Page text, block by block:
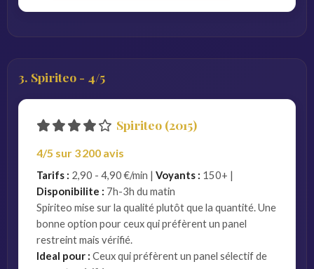
3. Spiriteo - 4/5
Spiriteo (2015)
4/5 sur 3 200 avis
Tarifs : 2,90 - 4,90 €/min | Voyants : 150+ |
Disponibilite : 7h-3h du matin
Spiriteo mise sur la qualité plutôt que la quantité. Une
bonne option pour ceux qui préfèrent un panel
restreint mais vérifié.
Ideal pour : Ceux qui préfèrent un panel sélectif de